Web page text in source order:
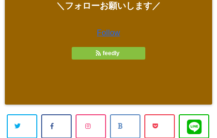
＼フォローお願いします／
Follow
feedly